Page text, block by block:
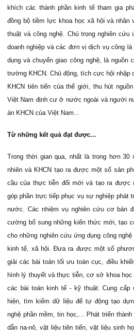
khích các thành phần kinh tế tham gia
đồng bộ tiềm lực khoa học xã hội và nhân
thuật và công nghệ. Chú trọng nghiên cứu
doanh nghiệp và các đơn vị dịch vụ công
dụng và chuyển giao công nghệ, là nguồn
trường KHCN. Chủ động, tích cực hội nhập
KHCN tiên tiến của thế giới, thu hút
Việt Nam định cư ở nước ngoài và người
án KHCN của Việt Nam...
Từ những kết quả đạt được...
Trong thời gian qua, nhất là trong hơn
nhiên và KHCN tạo ra được một số sản
cầu của thực tiễn đổi mới và tạo ra được
góp phần trực tiếp phục vụ sự nghiệp phát
nước. Các nhiệm vụ nghiên cứu cơ bản
cường bổ sung những kiến thức mới, tạo
cho những nghiên cứu ứng dụng công
kinh tế, xã hội. Đưa ra được một số
giải các bài toán tối ưu toàn cục, điều
hình lý thuyết và thực tiễn, cơ sở khoa
các bài toán kinh tế - kỹ thuật. Cung cấp
hiện, tìm kiếm dữ liệu để tự động tạo
nghệ phần mềm, tin học,... Phát triển
dẫn na-nô, vật liệu tiên tiến, vật liệu sinh